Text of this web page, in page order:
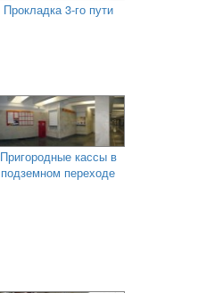
Прокладка 3-го пути
Пригородные кассы в
подземном переходе